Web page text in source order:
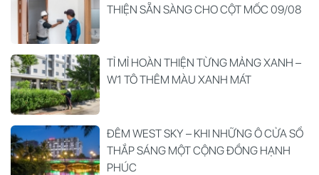
THIỆN SẴN SÀNG CHO CỘT MỐC 09/08
TỈ MỈ HOÀN THIỆN TỪNG MẢNG XANH –
W1 TÔ THÊM MÀU XANH MÁT
ĐÊM WEST SKY – KHI NHỮNG Ô CỬA SỔ
THẮP SÁNG MỘT CỘNG ĐỒNG HẠNH
PHÚC